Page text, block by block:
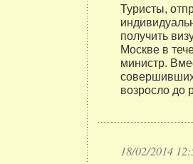
Туристы,
получить
Москве в
министр.
возросло до
18/02/2014